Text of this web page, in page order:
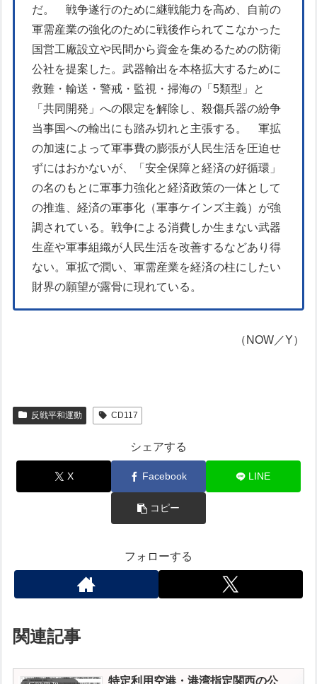
だ。
戦争遂行のために継戦能力を高め、自前の
軍需産業の強化のために戦後作られてこなかった
国営工廠設立や民間から資金を集めるための防衛
公社を提案した。武器輸出を本格拡大するために
救難・輸送・警戒・監視・掃海の「5類型」と
「共同開発」への限定を解除し、殺傷兵器の紛争
当事国への輸出にも踏み切れと主張する。
軍拡
の加速によって軍事費の膨張が人民生活を圧迫せ
ずにはおかないが、「安全保障と経済の好循環」
の名のもとに軍事力強化と経済政策の一体として
の推進、経済の軍事化（軍事ケインズ主義）が強
調されている。戦争による消費しか生まない武器
生産や軍事組織が人民生活を改善するなどあり得
ない。軍拡で潤い、軍需産業を経済の柱にしたい
財界の願望が露骨に現れている。
（NOW／Y）
反戦平和運動 CD117
シェアする
X Facebook LINE
コピー
フォローする
関連記事
特定利用空港・港湾指定関西の公